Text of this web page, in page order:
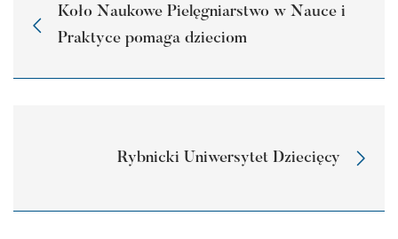
Koło Naukowe Pielęgniarstwo w Nauce i
Praktyce pomaga dzieciom
Rybnicki Uniwersytet Dziecięcy